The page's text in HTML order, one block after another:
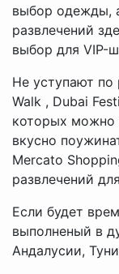
выбор одежды,
развлечений
выбор для VIP-
Не уступают по
Walk , Dubai
которых можно
вкусно
Mercato
развлечений
Если будет
выполненый в
Андалусии,